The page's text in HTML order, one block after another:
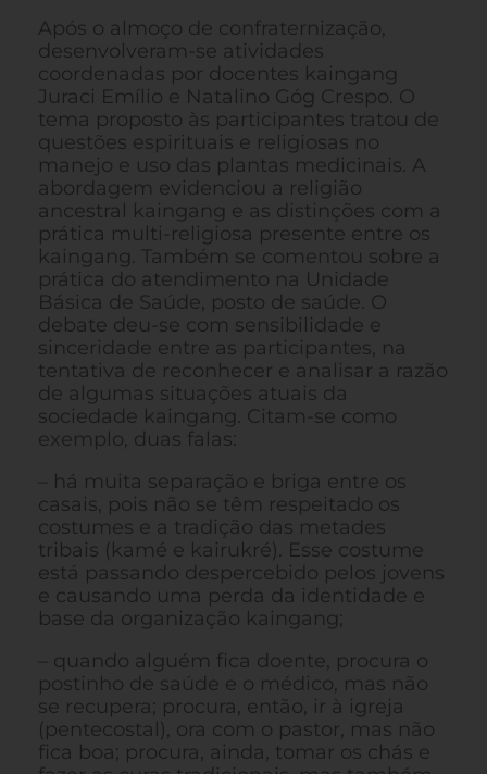
Após o almoço de confraternização,
desenvolveram-se atividades
coordenadas por docentes kaingang
Juraci Emílio e Natalino Góg Crespo. O
tema proposto às participantes tratou de
questões espirituais e religiosas no
manejo e uso das plantas medicinais. A
abordagem evidenciou a religião
ancestral kaingang e as distinções com a
prática multi-religiosa presente entre os
kaingang. Também se comentou sobre a
prática do atendimento na Unidade
Básica de Saúde, posto de saúde. O
debate deu-se com sensibilidade e
sinceridade entre as participantes, na
tentativa de reconhecer e analisar a razão
de algumas situações atuais da
sociedade kaingang. Citam-se como
exemplo, duas falas:
– há muita separação e briga entre os
casais, pois não se têm respeitado os
costumes e a tradição das metades
tribais (kamé e kairukré). Esse costume
está passando despercebido pelos jovens
e causando uma perda da identidade e
base da organização kaingang;
– quando alguém fica doente, procura o
postinho de saúde e o médico, mas não
se recupera; procura, então, ir à igreja
(pentecostal), ora com o pastor, mas não
fica boa; procura, ainda, tomar os chás e